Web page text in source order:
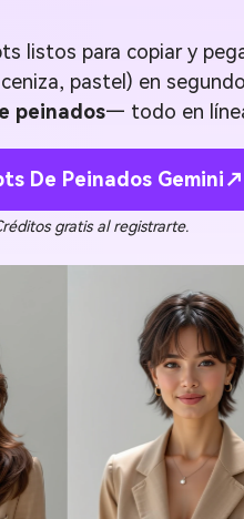
listos para copiar y
pastel) en
peinados— todo en
De Peinados Gemini↗
gratis al registrarte.